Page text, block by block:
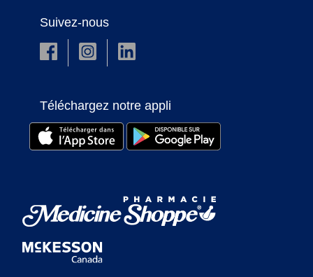
Suivez-nous
Téléchargez notre appli